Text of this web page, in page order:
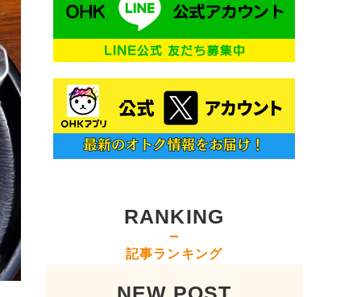
RANKING
記事ランキング